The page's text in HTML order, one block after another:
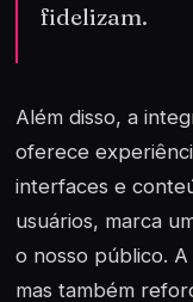
fidelizam.
Além disso, a
oferece
interfaces e
usuários, marca
o nosso público.
mas também